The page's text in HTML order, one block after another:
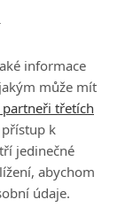
PŘIHLÁSIT
REGISTROVAT
informace
může mít
partneři třetích
k
jedinečné
abychom
údaje.